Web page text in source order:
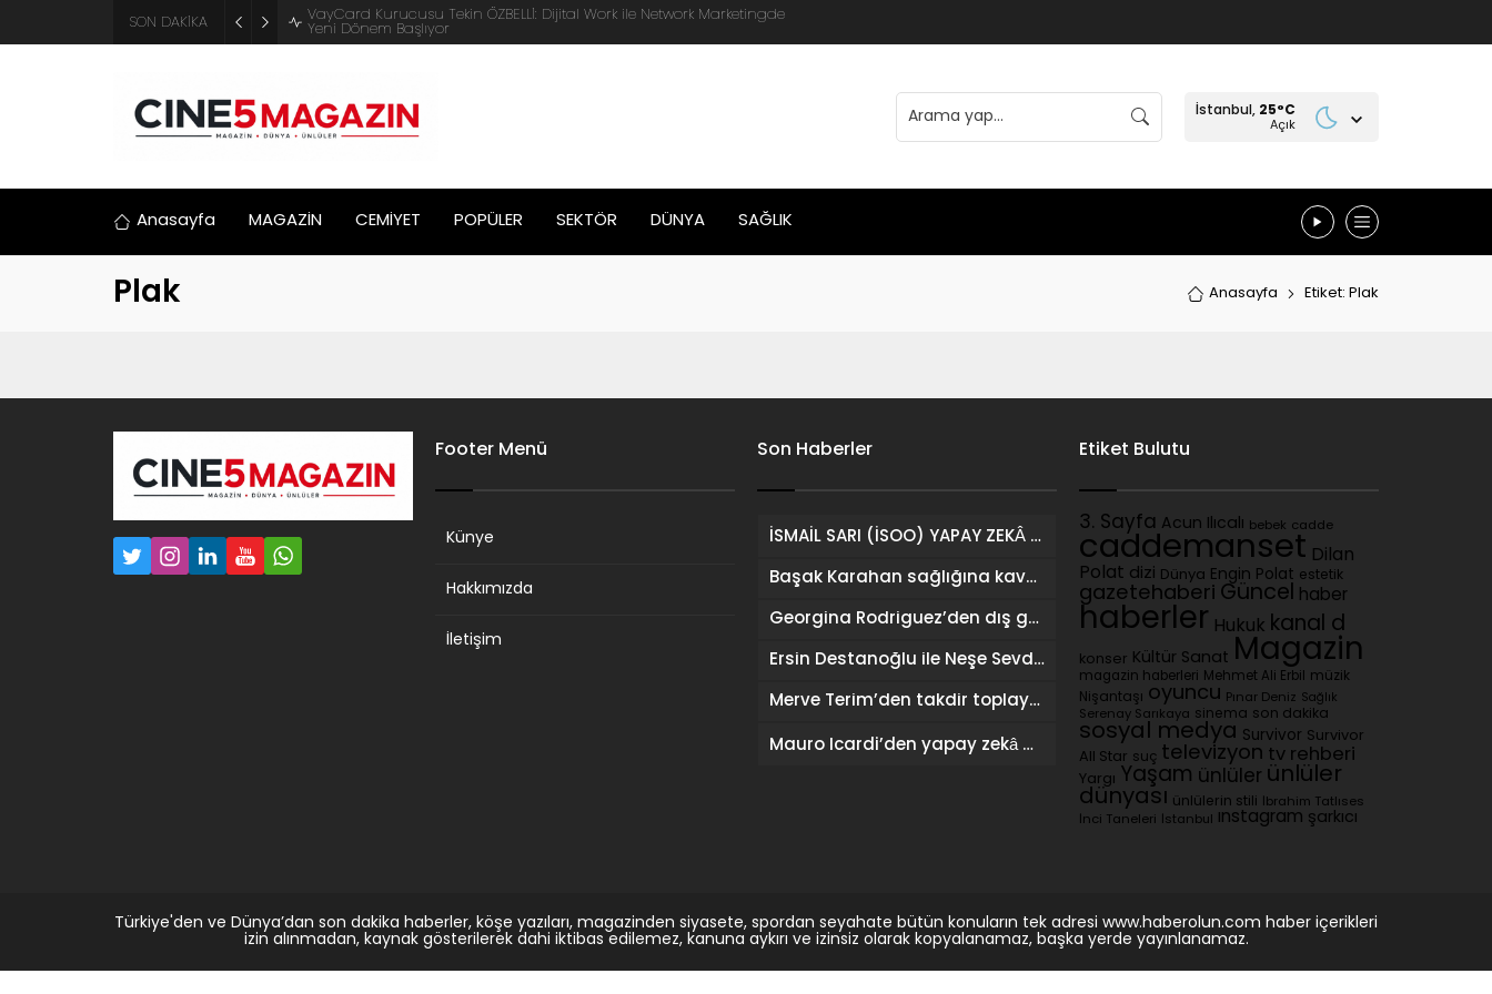
SON DAKİKA
VayCard Kurucusu Tekin ÖZBELLİ: Dijital Work ile Network Marketingde
Yeni Dönem Başlıyor
İstanbul, 25°C
Açık
Anasayfa MAGAZİN CEMİYET POPÜLER SEKTÖR DÜNYA SAĞLIK
Plak Anasayfa Etiket: Plak
Footer Menü
Künye
Hakkımızda
İletişim
Son Haberler
İSMAİL SARI (İSOO) YAPAY ZEKÂ DESTEKLİ MÜZİK ÇALIŞMALARIYLA DİJİTAL SAHNEDE
Başak Karahan sağlığına kavuştu, doğum gününü ailesiyle kutladı
Georgina Rodriguez’den dış görünüş eleştirilerine yanıt
Ersin Destanoğlu ile Neşe Sevdik Kurtovic evlendi
Merve Terim’den takdir toplayan davranış
Mauro Icardi’den yapay zekâ destekli paylaşım
Etiket Bulutu
3. Sayfa Acun Ilıcalı bebek cadde
caddemanset Dilan
Polat dizi Dünya Engin Polat estetik
gazetehaberi Güncel haber
haberler Hukuk kanal d
konser Kültür Sanat Magazin
magazin haberleri Mehmet Ali Erbil
müzik
Nişantaşı oyuncu Pınar Deniz Sağlık
Serenay Sarıkaya sinema son dakika
sosyal medya Survivor Survivor
All Star suç televizyon tv rehberi
Yargı Yaşam ünlüler ünlüler
dünyası ünlülerin stili İbrahim Tatlıses
İnci Taneleri İstanbul ınstagram şarkıcı
Türkiye'den ve Dünya’dan son dakika haberler, köşe yazıları, magazinden siyasete, spordan seyahate bütün konuların tek adresi www.haberolun.com haber içerikleri
izin alınmadan, kaynak gösterilerek dahi iktibas edilemez, kanuna aykırı ve izinsiz olarak kopyalanamaz, başka yerde yayınlanamaz.